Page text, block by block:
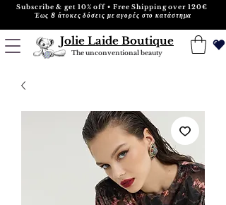
Subscribe & get 10% off • Free Shipping over 120€
Έως 8 άτοκες δόσεις με αγορές στο κατάστημα
Jolie Laide Boutique
The unconventional beauty